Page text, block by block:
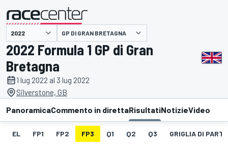
presentato da GP DI GRAN BRETAGNA
2022 Formula 1 GP di Gran
Bretagna
1 lug 2022 al 3 lug 2022
Silverstone, GB
PanoramicaCommento in direttaRisultatiNotizieVideo
EL FP1 FP2 FP3 Q1 Q2 Q3 GRIGLIA DI